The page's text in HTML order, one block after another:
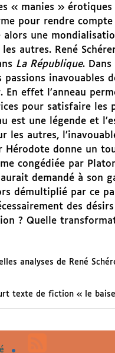
« manies »
pour rendre
une
les autres. René
La République.
inavouables
En effet l’anneau
pour satisfaire les
est une légende et
les autres,
Hérodote donne un
congédiée par
demandé à son
démultiplié par ce
des
? Quelle
analyses de René
texte de fiction « le